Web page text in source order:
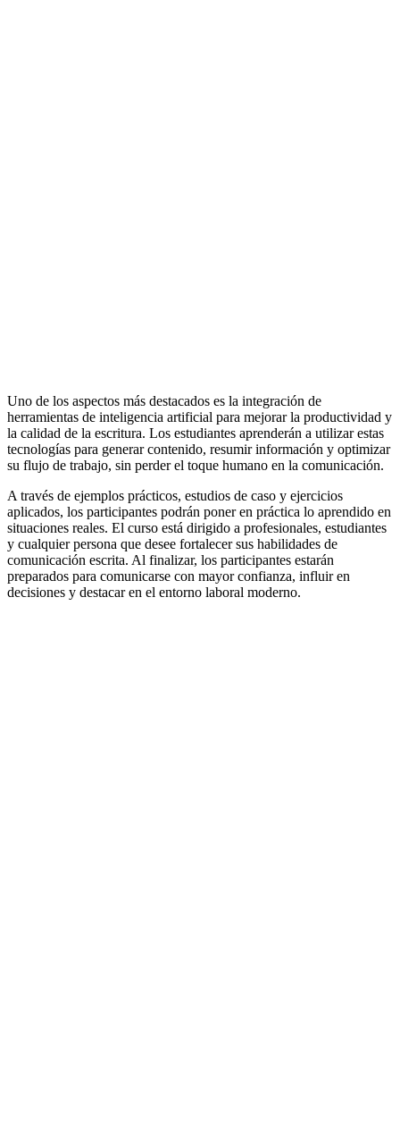
Uno de los aspectos más destacados es la integración de
herramientas de inteligencia artificial para mejorar la productividad y
la calidad de la escritura. Los estudiantes aprenderán a utilizar estas
tecnologías para generar contenido, resumir información y optimizar
su flujo de trabajo, sin perder el toque humano en la comunicación.
A través de ejemplos prácticos, estudios de caso y ejercicios
aplicados, los participantes podrán poner en práctica lo aprendido en
situaciones reales. El curso está dirigido a profesionales, estudiantes
y cualquier persona que desee fortalecer sus habilidades de
comunicación escrita. Al finalizar, los participantes estarán
preparados para comunicarse con mayor confianza, influir en
decisiones y destacar en el entorno laboral moderno.